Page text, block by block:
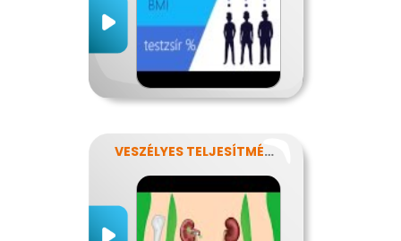
VESZÉLYES TELJESÍTMÉNY